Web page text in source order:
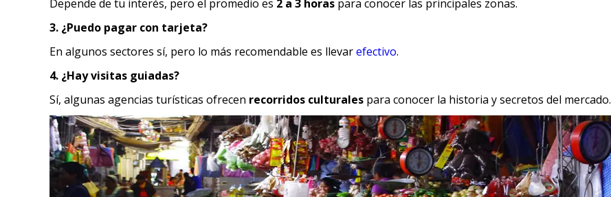
Depende de tu interés, pero el promedio es 2 a 3 horas para conocer las principales zonas.
3. ¿Puedo pagar con tarjeta?
En algunos sectores sí, pero lo más recomendable es llevarefectivo.
4. ¿Hay visitas guiadas?
Sí, algunas agencias turísticas ofrecen recorridos culturales para conocer la historia y secretos del mercado.